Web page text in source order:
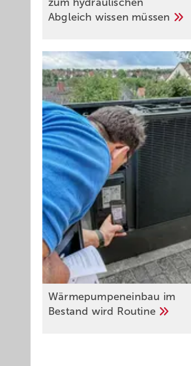
zum hydraulischen
Abgleich wissen müssen
Wärmepumpeneinbau im
Bestand wird Routine